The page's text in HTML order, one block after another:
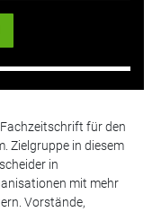
für den
Zielgruppe in diesem
in
mit mehr
Vorstände,